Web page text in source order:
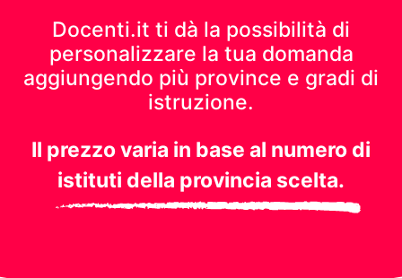
Docenti.it ti dà la possibilità di
personalizzare la tua domanda
aggiungendo più province e gradi di
istruzione.
Il prezzo varia in base al numero di
istituti della provincia scelta.